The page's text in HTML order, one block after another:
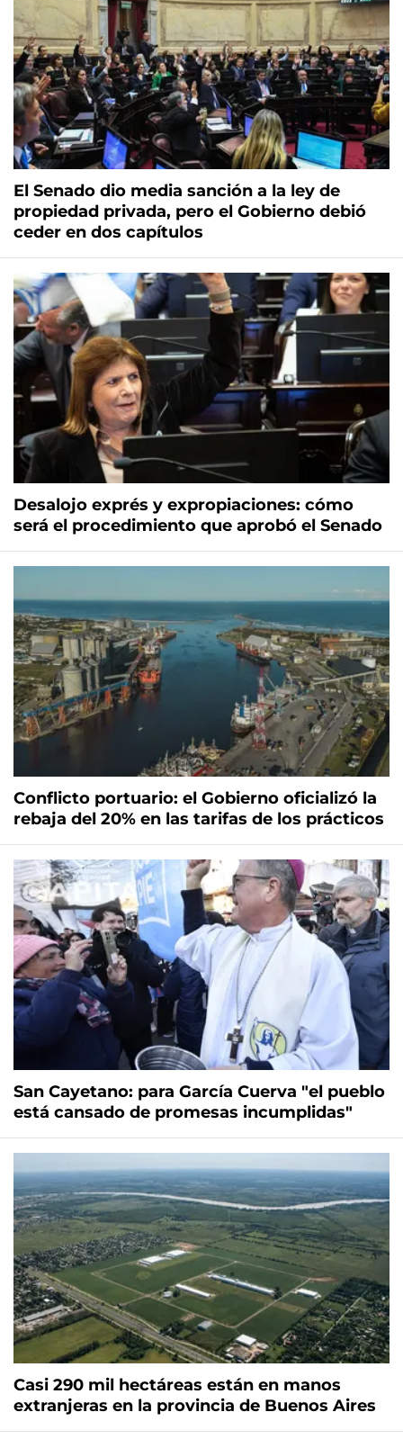
El Senado dio media sanción a la ley de
propiedad privada, pero el Gobierno debió
ceder en dos capítulos
Desalojo exprés y expropiaciones: cómo
será el procedimiento que aprobó el Senado
Conflicto portuario: el Gobierno oficializó la
rebaja del 20% en las tarifas de los prácticos
San Cayetano: para García Cuerva "el pueblo
está cansado de promesas incumplidas"
Casi 290 mil hectáreas están en manos
extranjeras en la provincia de Buenos Aires